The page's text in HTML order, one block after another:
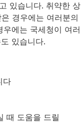
있습니다. 취약한 상
경우에는 여러분의
에는 국세청이 여러
있습니다.
다
때 도움을 드릴